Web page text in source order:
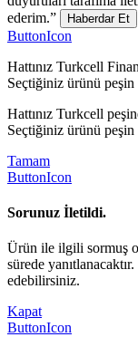
ederim.”
Haberdar Et
ButtonIcon
Hattınız Turkcell
Seçtiğiniz ürünü
Hattınız Turkcell
Seçtiğiniz ürünü
Tamam
ButtonIcon
Sorunuz İletildi.
Ürün ile ilgili sormuş
sürede
edebilirsiniz.
Kapat
ButtonIcon